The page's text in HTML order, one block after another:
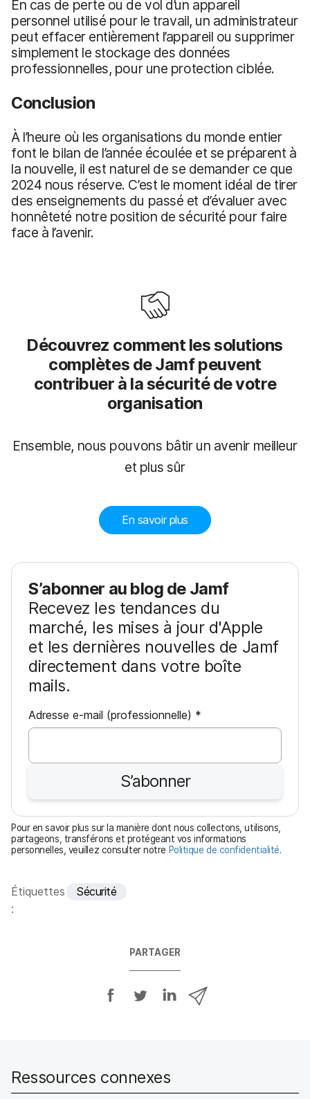
En cas de perte ou de vol d’un appareil
personnel utilisé pour le travail, un administrateur
peut effacer entièrement l’appareil ou supprimer
simplement le stockage des données
professionnelles, pour une protection ciblée.
Conclusion
À l’heure où les organisations du monde entier
font le bilan de l’année écoulée et se préparent à
la nouvelle, il est naturel de se demander ce que
2024 nous réserve. C’est le moment idéal de tirer
des enseignements du passé et d’évaluer avec
honnêteté notre position de sécurité pour faire
face à l’avenir.
Découvrez comment les solutions
complètes de Jamf peuvent
contribuer à la sécurité de votre
organisation
Ensemble, nous pouvons bâtir un avenir meilleur
et plus sûr
En savoir plus
S’abonner au blog de Jamf
Recevez les tendances du
marché, les mises à jour d'Apple
et les dernières nouvelles de Jamf
directement dans votre boîte
mails.
Adresse e-mail (professionnelle) *O
b
i
a
t
o
i
S’abonner
Pour en savoir plus sur la manière dont nous collectons, utilisons,
partageons, transférons et protégeant vos informations
personnelles, veuillez consulter notre Politique de confidentialité.
Étiquettes
:
Sécurité
PARTAGER
g
e
P
g
e
P
e
e
Ressources connexes